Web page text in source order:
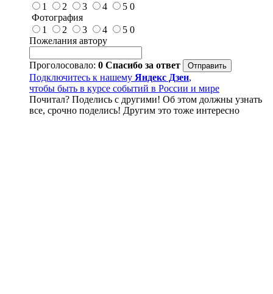
1
2 3 4 5 0
Фотография
1
2 3 4 5 0
Пожелания автору
Проголосовало: 0 Спасибо за ответ
Подключитесь к нашему Яндекс Дзен,
чтобы быть в курсе событий в России и мире
Почитал? Поделись с другими! Об этом должны узнать
все, срочно поделись! Другим это тоже интересно